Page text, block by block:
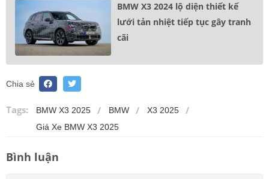
BMW X3 2024 lộ diện thiết kế
lưới tản nhiệt tiếp tục gây tranh
cãi
Chia sẻ
Tags: BMW X3 2025 BMW
X3 2025
Giá Xe BMW X3 2025
Bình luận